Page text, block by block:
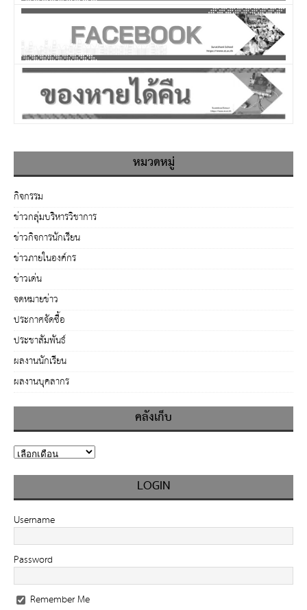
หมวดหมู่
กิจกรรม
ข่าวกลุ่มบริหารวิชาการ
ข่าวกิจการนักเรียน
ข่าวภายในองค์กร
ข่าวเด่น
จดหมายข่าว
ประกาศจัดซื้อ
ประชาสัมพันธ์
ผลงานนักเรียน
ผลงานบุคลากร
คลังเก็บ
LOGIN
Username
Password
Remember Me